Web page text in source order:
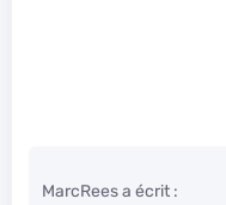
MarcRees a écrit :